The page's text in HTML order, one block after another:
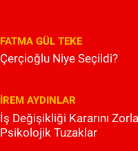
FATMA GÜL TEKE
Çerçioğlu Niye Seçildi?
İREM AYDINLAR
İş Değişikliği Kararını
Psikolojik Tuzaklar